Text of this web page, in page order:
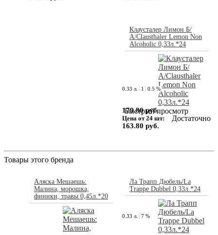
Клаусталер Лимон Б/
А/Clausthaler Lemon Non
Alcoholic 0,33л.*24
Быстрый просмотр
0.33 л. 1 0.5 %
179.80 руб.
Цена от 24 шт:
163.80 руб.
Достаточно
Товары этого бренда
Аляска Мешаешь:
Малина, морошка,
финики, травы 0,45л.*20
Ла Трапп Дюбель/La
Trappe Dubbel 0,33л.*24
0.33 л. 7 %